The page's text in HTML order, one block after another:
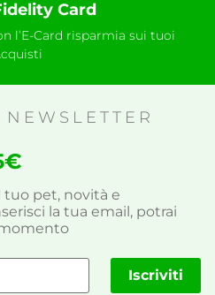
Card
l’E-Card risparmia sui tuoi
tuo pet, novità e
la tua email, potrai
Iscriviti